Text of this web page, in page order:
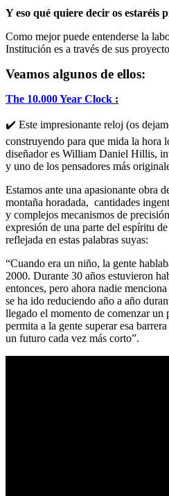
Y eso qué quiere decir os estaréis
Como mejor puede entenderse la
Institución es a través de sus
Veamos algunos de ellos:
The 10.000 Year Clock :
✔️ Este impresionante reloj (os
construyendo para que mida la hora
diseñador es William Daniel Hillis,
y uno de los pensadores más
Estamos ante una apasionante obra
montaña horadada, cantidades
y complejos mecanismos de
expresión de una parte del espíritu
reflejada en estas palabras suyas:
“Cuando era un niño, la gente
2000. Durante 30 años estuvieron
entonces, pero ahora nadie
se ha ido reduciendo año a año
llegado el momento de comenzar un
permita a la gente superar esa
un futuro cada vez más corto”.